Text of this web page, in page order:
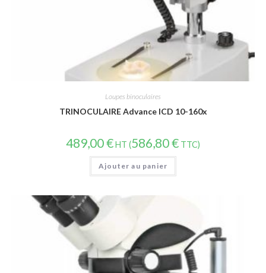
Loupes binoculaires
TRINOCULAIRE Advance ICD 10-160x
489,00€HT (586,80€ TTC)
Ajouter au panier